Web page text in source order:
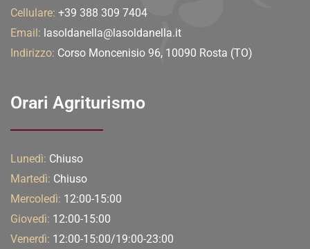
Cellulare: +39 388 309 7404
Email: lasoldanella@lasoldanella.it
Indirizzo: Corso Moncenisio 96, 10090 Rosta (TO)
Orari Agriturismo
Lunedì: Chiuso
Martedì: Chiuso
Mercoledì: 12:00-15:00
Giovedì: 12:00-15:00
Venerdì: 12:00-15:00/19:00-23:00